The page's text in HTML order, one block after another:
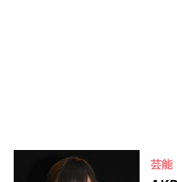
芸能